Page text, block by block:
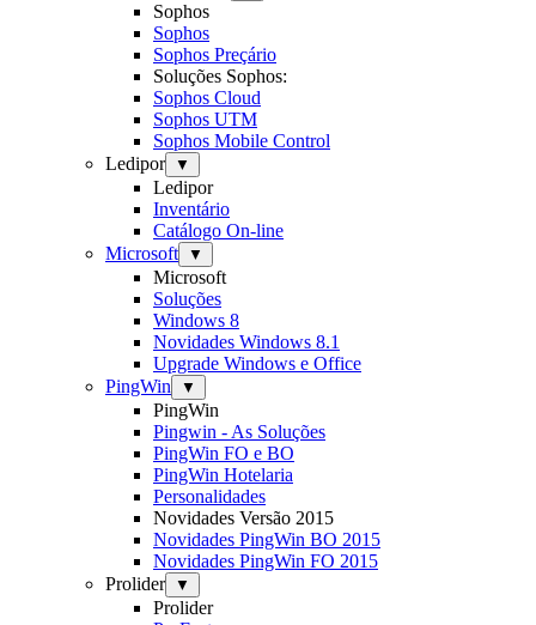
Sophos
Sophos
Sophos Preçário
Soluções Sophos:
Sophos Cloud
Sophos UTM
Sophos Mobile Control
Ledipor
▼
Ledipor
Inventário
Catálogo On-line
Microsoft
▼
Microsoft
Soluções
Windows 8
Novidades Windows 8.1
Upgrade Windows e Office
PingWin
▼
PingWin
Pingwin - As Soluções
PingWin FO e BO
PingWin Hotelaria
Personalidades
Novidades Versão 2015
Novidades PingWin BO 2015
Novidades PingWin FO 2015
Prolider
▼
Prolider